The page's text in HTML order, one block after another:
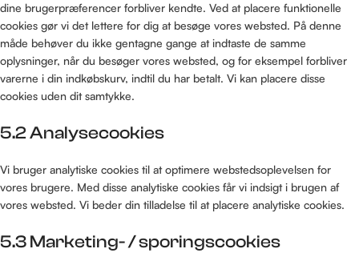
dine brugerpræferencer forbliver kendte. Ved at placere funktionelle
cookies gør vi det lettere for dig at besøge vores websted. På denne
måde behøver du ikke gentagne gange at indtaste de samme
oplysninger, når du besøger vores websted, og for eksempel forbliver
varerne i din indkøbskurv, indtil du har betalt. Vi kan placere disse
cookies uden dit samtykke.
5.2 Analysecookies
Vi bruger analytiske cookies til at optimere webstedsoplevelsen for
vores brugere. Med disse analytiske cookies får vi indsigt i brugen af ​​
vores websted. Vi beder din tilladelse til at placere analytiske cookies.
5.3 Marketing- / sporingscookies